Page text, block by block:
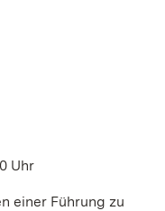
Uhr
einer Führung zu